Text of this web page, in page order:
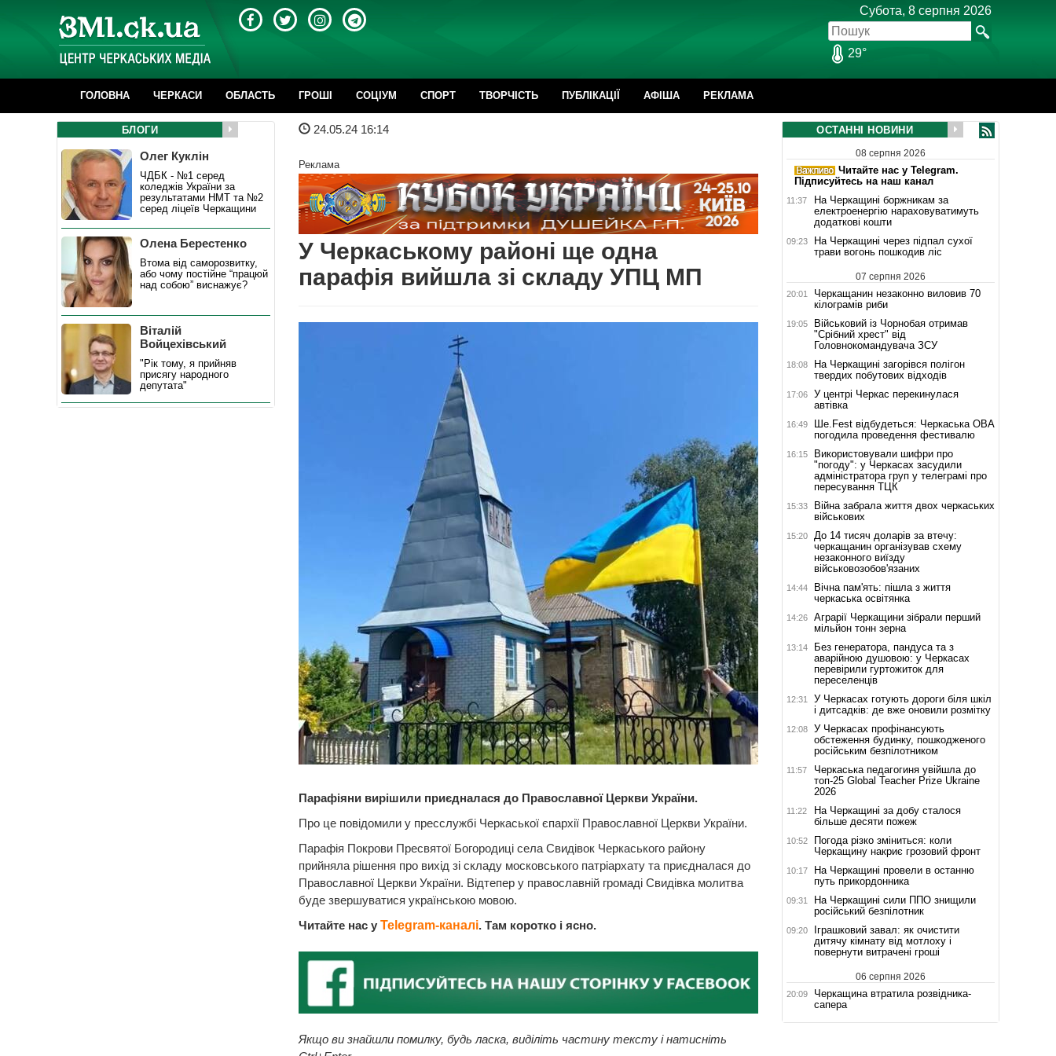
Субота, 8 серпня 2026
29°
ГОЛОВНА ЧЕРКАСИ ОБЛАСТЬ ГРОШІ CОЦІУМ СПОРТ ТВОРЧІСТЬ ПУБЛІКАЦІЇ АФІША РЕКЛАМА
24.05.24 16:14
Реклама
У Черкаському районі ще одна
парафія вийшла зі складу УПЦ МП
Парафіяни вирішили приєдналася до Православної Церкви України.
Про це повідомили у пресслужбі Черкаської єпархії Православної Церкви України.
Парафія Покрови Пресвятої Богородиці села Свидівок Черкаського району
прийняла рішення про вихід зі складу московського патріархату та приєдналася до
Православної Церкви України. Відтепер у православній громаді Свидівка молитва
буде звершуватися українською мовою.
Читайте нас у Telegram-каналі. Там коротко і ясно.
Якщо ви знайшли помилку, будь ласка, виділіть частину тексту і натисніть
БЛОГИ
Олег Куклін
ЧДБК - №1 серед
коледжів України за
результатами НМТ та №2
серед ліцеїв Черкащини
Олена Берестенко
Втома від саморозвитку,
або чому постійне “працюй
над собою” виснажує?
Віталій
Войцехівський
"Рік тому, я прийняв
присягу народного
депутата"
ОСТАННІ НОВИНИ
08 серпня 2026
Читайте нас у Telegram.
Підписуйтесь на наш канал
11:37
На Черкащині боржникам за
електроенергію нараховуватимуть
додаткові кошти
09:23
На Черкащині через підпал сухої
трави вогонь пошкодив ліс
07 серпня 2026
20:01
Черкащанин незаконно виловив 70
кілограмів риби
19:05
Військовий із Чорнобая отримав
"Срібний хрест" від
Головнокомандувача ЗСУ
18:08
На Черкащині загорівся полігон
твердих побутових відходів
17:06
У центрі Черкас перекинулася
автівка
16:49
Ше.Fest відбудеться: Черкаська ОВА
погодила проведення фестивалю
16:15
Використовували шифри про
"погоду": у Черкасах засудили
адміністратора груп у телеграмі про
пересування ТЦК
15:33
Війна забрала життя двох черкаських
військових
15:20
До 14 тисяч доларів за втечу:
черкащанин організував схему
незаконного виїзду
військовозобов'язаних
14:44
Вічна пам'ять: пішла з життя
черкаська освітянка
14:26
Аграрії Черкащини зібрали перший
мільйон тонн зерна
13:14
Без генератора, пандуса та з
аварійною душовою: у Черкасах
перевірили гуртожиток для
переселенців
12:31
У Черкасах готують дороги біля шкіл
і дитсадків: де вже оновили розмітку
12:08
У Черкасах профінансують
обстеження будинку, пошкодженого
російським безпілотником
11:57
Черкаська педагогиня увійшла до
топ-25 Global Teacher Prize Ukraine
2026
11:22
На Черкащині за добу сталося
більше десяти пожеж
10:52
Погода різко зміниться: коли
Черкащину накриє грозовий фронт
10:17
На Черкащині провели в останню
путь прикордонника
09:31
На Черкащині сили ППО знищили
російський безпілотник
09:20
Іграшковий завал: як очистити
дитячу кімнату від мотлоху і
повернути витрачені гроші
06 серпня 2026
20:09
Черкащина втратила розвідника-
сапера